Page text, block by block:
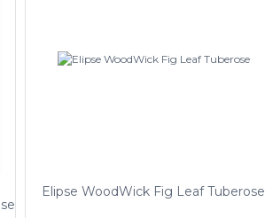
Elipse WoodWick Fig Leaf Tuberose